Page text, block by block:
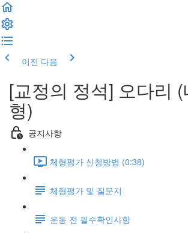
이전 다음
[교정의 정석] 오다리
형)
공지사항
체형평가 신청방법 (0:38)
체형평가 및 질문지
운동 전 필수확인사항